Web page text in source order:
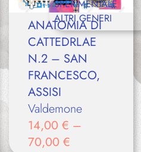
SPERIMENTALE
ALTRI GENERI
ANATOMIA DI
CATTEDRLAE
N.2 – SAN
FRANCESCO,
ASSISI
Valdemone
14,00 € –
70,00 €